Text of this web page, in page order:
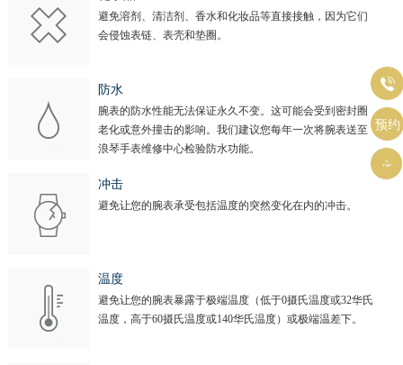
避免溶剂、清洁剂、香水和化妆品等直接接触，因为它们
会侵蚀表链、表壳和垫圈。
防水
腕表的防水性能无法保证永久不变。这可能会受到密封圈
老化或意外撞击的影响。我们建议您每年一次将腕表送至
浪琴手表维修中心检验防水功能。
冲击
避免让您的腕表承受包括温度的突然变化在内的冲击。
温度
避免让您的腕表暴露于极端温度（低于0摄氏温度或32华氏
温度，高于60摄氏温度或140华氏温度）或极端温差下。

预约
